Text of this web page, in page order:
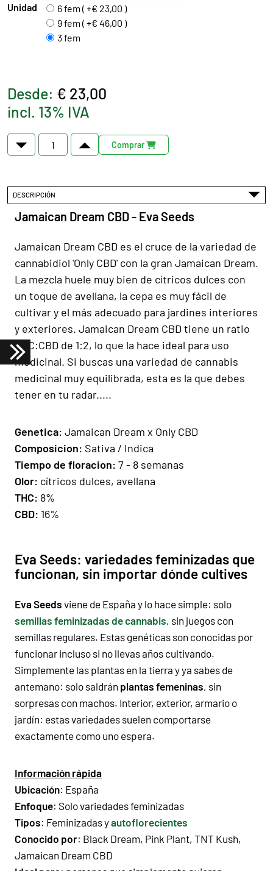
Unidad
6 fem ( +€ 23,00 )
9 fem ( +€ 46,00 )
3 fem
Desde: € 23,00
incl. 13% IVA
Comprar
DESCRIPCIÓN
Jamaican Dream CBD - Eva Seeds
Jamaican Dream CBD es el cruce de la variedad de
cannabidiol 'Only CBD' con la gran Jamaican Dream.
La mezcla huele muy bien de cítricos dulces con
un toque de avellana, la cepa es muy fácil de
cultivar y el más adecuado para jardines interiores
y exteriores. Jamaican Dream CBD tiene un ratio
THC:CBD de 1:2, lo que la hace ideal para uso
medicinal. Si buscas una variedad de cannabis
medicinal muy equilibrada, esta es la que debes
tener en tu radar.....
Genetica: Jamaican Dream x Only CBD
Composicion: Sativa / Indica
Tiempo de floracion: 7 - 8 semanas
Olor: cítricos dulces, avellana
THC: 8%
CBD: 16%
Eva Seeds: variedades feminizadas que
funcionan, sin importar dónde cultives
Eva Seeds viene de España y lo hace simple: solo
semillas feminizadas de cannabis, sin juegos con
semillas regulares. Estas genéticas son conocidas por
funcionar incluso si no llevas años cultivando.
Simplemente las plantas en la tierra y ya sabes de
antemano: solo saldrán plantas femeninas, sin
sorpresas con machos. Interior, exterior, armario o
jardín: estas variedades suelen comportarse
exactamente como uno espera.
Información rápida
Ubicación: España
Enfoque: Solo variedades feminizadas
Tipos: Feminizadas yautoflorecientes
Conocido por: Black Dream, Pink Plant, TNT Kush,
Jamaican Dream CBD